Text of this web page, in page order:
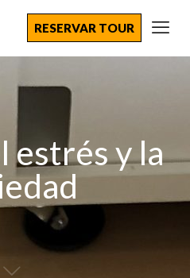
RESERVAR TOUR
estrés y la